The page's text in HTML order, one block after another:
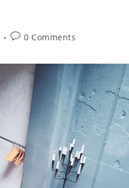
0 Comments